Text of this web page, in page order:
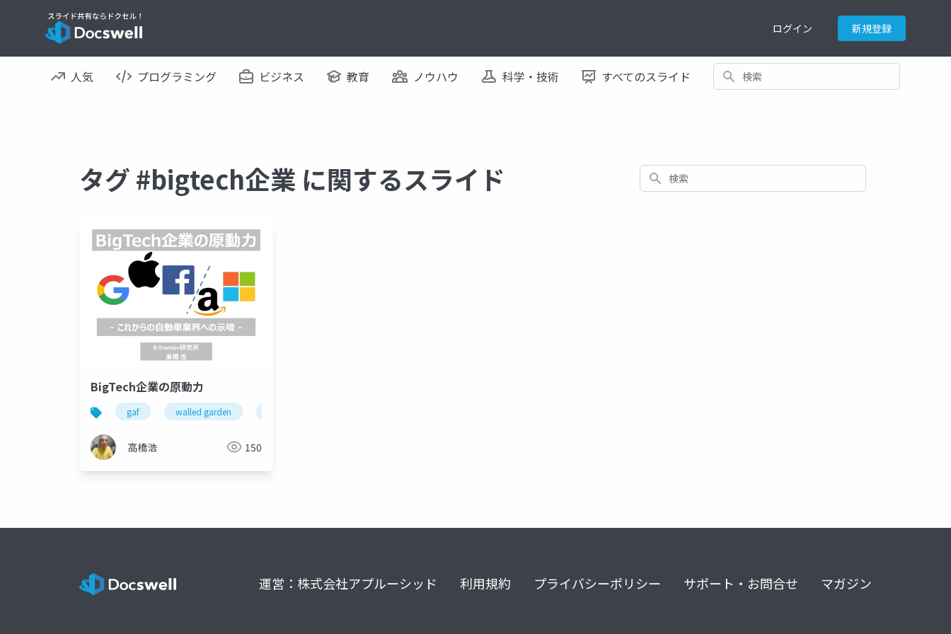
ログイン 新規登録
人気 プログラミング ビジネス 教育 ノウハウ 科学・技術 すべてのスライド 検索
タグ #bigtech企業 に関するスライド 検索
BigTech企業の原動力
gaf walled garden
高橋浩 150
運営：株式会社アプルーシッド 利用規約 プライバシーポリシー サポート・お問合せ マガジン